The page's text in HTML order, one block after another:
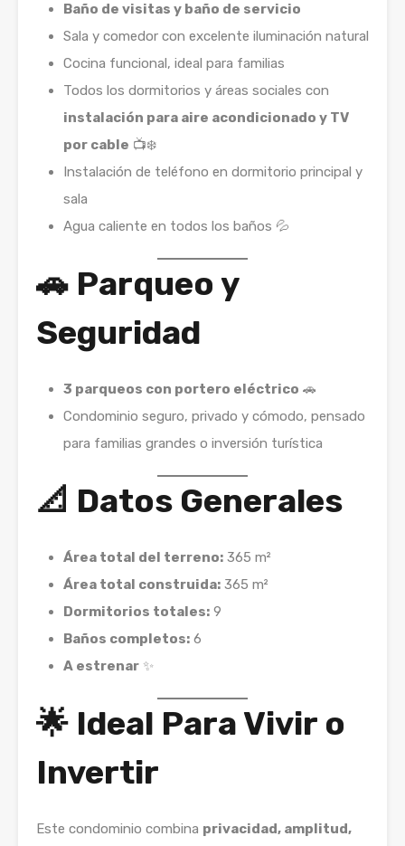
Baño de visitas y baño de servicio
Sala y comedor con excelente iluminación natural
Cocina funcional, ideal para familias
Todos los dormitorios y áreas sociales con
instalación para aire acondicionado y TV
por cable 📺❄️
Instalación de teléfono en dormitorio principal y
sala
Agua caliente en todos los baños 💦
🚗 Parqueo y
Seguridad
3 parqueos con portero eléctrico 🚗
Condominio seguro, privado y cómodo, pensado
para familias grandes o inversión turística
📐 Datos Generales
Área total del terreno: 365 m²
Área total construida: 365 m²
Dormitorios totales: 9
Baños completos: 6
A estrenar ✨
🌟 Ideal Para Vivir o
Invertir
Este condominio combina privacidad, amplitud,